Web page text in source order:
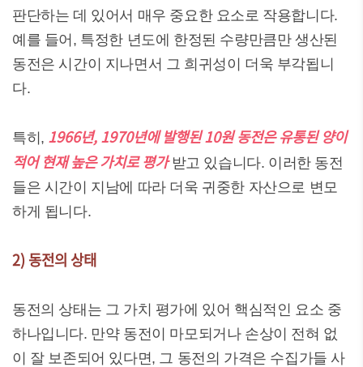
판단하는 데 있어서 매우 중요한 요소로 작용합니다.
예를 들어, 특정한 년도에 한정된 수량만큼만 생산된
동전은 시간이 지나면서 그 희귀성이 더욱 부각됩니
다.
특히, 1966년, 1970년에 발행된 10원 동전은 유통된 양이
적어 현재 높은 가치로 평가 받고 있습니다. 이러한 동전
들은 시간이 지남에 따라 더욱 귀중한 자산으로 변모
하게 됩니다.
2) 동전의 상태
동전의 상태는 그 가치 평가에 있어 핵심적인 요소 중
하나입니다. 만약 동전이 마모되거나 손상이 전혀 없
이 잘 보존되어 있다면, 그 동전의 가격은 수집가들 사